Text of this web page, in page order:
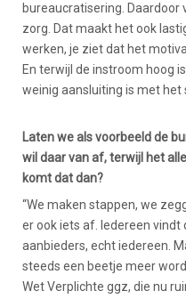
bureaucratisering.
zorg. Dat maakt het ook
werken, je ziet dat het
En terwijl de instroom hoog
weinig aansluiting is met het
Laten we als voorbeeld de
wil daar van af, terwijl het
komt dat dan?
“We maken stappen, we
er ook iets af. Iedereen vindt
aanbieders, echt iedereen.
steeds een beetje meer
Wet Verplichte ggz, die nu